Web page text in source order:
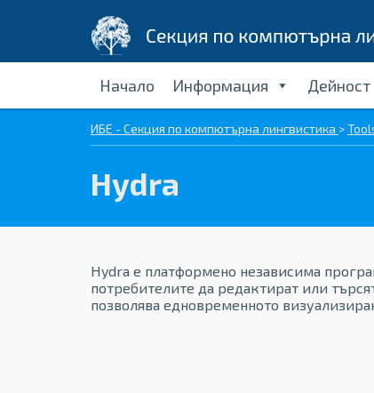
Начало Информация Дейност
ИБЕ - Секция по компютърна лингвистика >
Hydra
Hydra е платформено независима
потребителите да редактират или
позволява едновременното